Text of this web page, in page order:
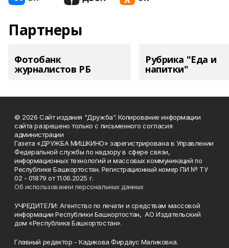
Партнеры
Фотобанк
журналистов РБ
Рубрика "Еда и
напитки"
© 2026 Сайт издания "Дружба". Копирование информации
сайта разрешено только с письменного согласия
администрации
Газета «ДРУЖБА МИШКИНО» зарегистрирована в Управлении
Федеральной службы по надзору в сфере связи,
информационных технологий и массовых коммуникаций по
Республике Башкортостан. Регистрационный номер ПИ № ТУ
02 - 01879 от 11.06.2025 г.
Об использовании персональных данных
УЧРЕДИТЕЛИ: Агентство по печати и средствам массовой
информации Республики Башкортостан, АО Издательский
дом «Республика Башкортостан».
Главный редактор - Кадикова Фирдаус Маликовна.